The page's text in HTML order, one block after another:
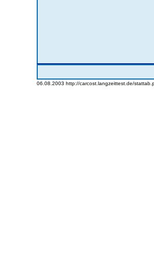
06.08.2003 http://carcost.langzeittest.de/